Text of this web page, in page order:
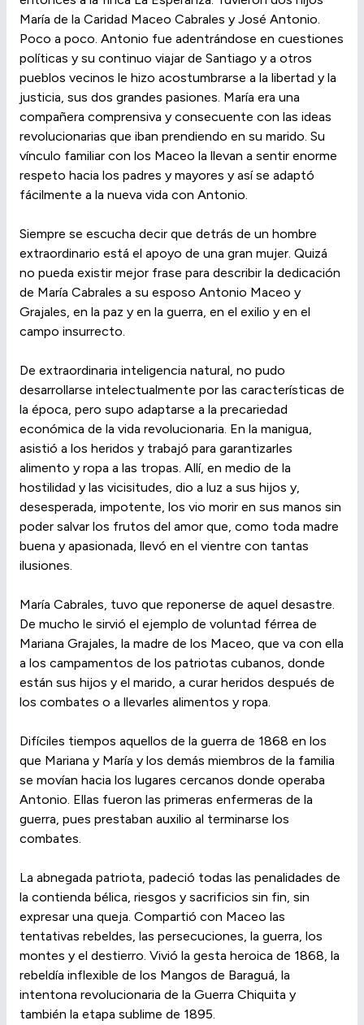
María de la Caridad Maceo Cabrales y José Antonio.
Poco a poco. Antonio fue adentrándose en cuestiones
políticas y su continuo viajar de Santiago y a otros
pueblos vecinos le hizo acostumbrarse a la libertad y la
justicia, sus dos grandes pasiones. María era una
compañera comprensiva y consecuente con las ideas
revolucionarias que iban prendiendo en su marido. Su
vínculo familiar con los Maceo la llevan a sentir enorme
respeto hacia los padres y mayores y así se adaptó
fácilmente a la nueva vida con Antonio.
Siempre se escucha decir que detrás de un hombre
extraordinario está el apoyo de una gran mujer. Quizá
no pueda existir mejor frase para describir la dedicación
de María Cabrales a su esposo Antonio Maceo y
Grajales, en la paz y en la guerra, en el exilio y en el
campo insurrecto.
De extraordinaria inteligencia natural, no pudo
desarrollarse intelectualmente por las características de
la época, pero supo adaptarse a la precariedad
económica de la vida revolucionaria. En la manigua,
asistió a los heridos y trabajó para garantizarles
alimento y ropa a las tropas. Allí, en medio de la
hostilidad y las vicisitudes, dio a luz a sus hijos y,
desesperada, impotente, los vio morir en sus manos sin
poder salvar los frutos del amor que, como toda madre
buena y apasionada, llevó en el vientre con tantas
ilusiones.
María Cabrales, tuvo que reponerse de aquel desastre.
De mucho le sirvió el ejemplo de voluntad férrea de
Mariana Grajales, la madre de los Maceo, que va con ella
a los campamentos de los patriotas cubanos, donde
están sus hijos y el marido, a curar heridos después de
los combates o a llevarles alimentos y ropa.
Difíciles tiempos aquellos de la guerra de 1868 en los
que Mariana y María y los demás miembros de la familia
se movían hacia los lugares cercanos donde operaba
Antonio. Ellas fueron las primeras enfermeras de la
guerra, pues prestaban auxilio al terminarse los
combates.
La abnegada patriota, padeció todas las penalidades de
la contienda bélica, riesgos y sacrificios sin fin, sin
expresar una queja. Compartió con Maceo las
tentativas rebeldes, las persecuciones, la guerra, los
montes y el destierro. Vivió la gesta heroica de 1868, la
rebeldía inflexible de los Mangos de Baraguá, la
intentona revolucionaria de la Guerra Chiquita y
también la etapa sublime de 1895.